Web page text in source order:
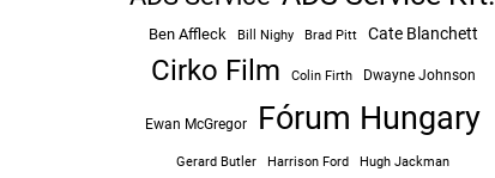
Ben Affleck Bill Nighy Brad Pitt Cate Blanchett
Cirko Film Colin Firth Dwayne Johnson
Ewan McGregor Fórum Hungary
Gerard Butler Harrison Ford Hugh Jackman